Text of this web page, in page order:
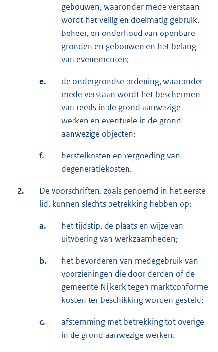
gebouwen, waaronder mede verstaan
wordt het veilig en doelmatig gebruik,
beheer, en onderhoud van openbare
gronden en gebouwen en het belang
van evenementen;
e.
de ondergrondse ordening, waaronder
mede verstaan wordt het beschermen
van reeds in de grond aanwezige
werken en eventuele in de grond
aanwezige objecten;
f.
herstelkosten en vergoeding van
degeneratiekosten.
2.
De voorschriften, zoals genoemd in het eerste
lid, kunnen slechts betrekking hebben op:
a.
het tijdstip, de plaats en wijze van
uitvoering van werkzaamheden;
b.
het bevorderen van medegebruik van
voorzieningen die door derden of de
gemeente Nijkerk tegen marktconforme
kosten ter beschikking worden gesteld;
c.
afstemming met betrekking tot overige
in de grond aanwezige werken.